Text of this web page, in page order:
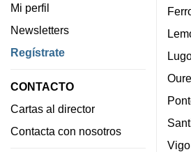
Mi perfil
Newsletters
Regístrate
CONTACTO
Cartas al director
Contacta con nosotros
Vigo